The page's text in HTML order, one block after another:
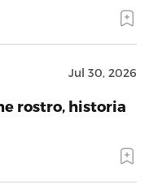
Jul 30, 2026
rostro, historia